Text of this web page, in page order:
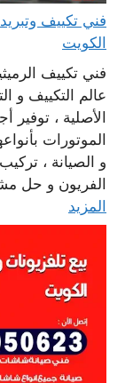
الكويت
فني تكييف
عالم التكييف و
الأصلية ، توفير
الموتورات
و الصيانة ،
الفريون و حل
المزيد